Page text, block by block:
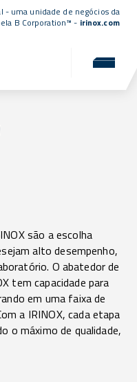
- uma unidade de negócios da
B Corporation™ - irinox.com
são a escolha
alto desempenho,
O abatedor de
tem capacidade para
em uma faixa de
a IRINOX, cada etapa
o máximo de qualidade,